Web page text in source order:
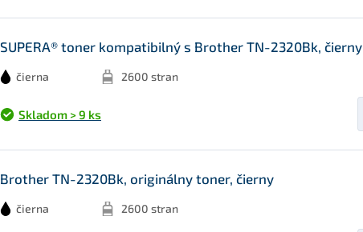
SUPERA® toner kompatibilný s Brother TN-2320Bk, čierny
čierna 2600 stran
Skladom > 9 ks
Brother TN-2320Bk, originálny toner, čierny
čierna 2600 stran